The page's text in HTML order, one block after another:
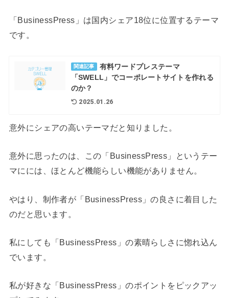
「BusinessPress」は国内シェア18位に位置するテーマ
です。
関連記事
有料ワードプレステーマ
「SWELL」でコーポレートサイトを作れる
のか？
2025.01.26
意外にシェアの高いテーマだと知りました。
意外に思ったのは、この「BusinessPress」というテー
マにには、ほとんど機能らしい機能がありません。
やはり、制作者が「BusinessPress」の良さに着目した
のだと思います。
私にしても「BusinessPress」の素晴らしさに惚れ込ん
でいます。
私が好きな「BusinessPress」のポイントをピックアッ